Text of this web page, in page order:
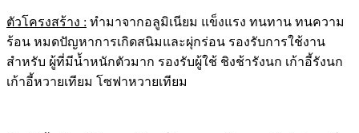
ตัวโครงสร้าง : ทำมาจากอลูมิเนียม แข็งแรง ทนทาน ทนความ
ร้อน หมดปัญหาการเกิดสนิมและผุ่กร่อน รองรับการใช้งาน
สำหรับ ผู้ที่มีน้ำหนักตัวมาก รองรับผู้ใช้ ชิงช้ารังนก เก้าอี้รังนก
เก้าอี้หวายเทียม โซฟาหวายเทียม